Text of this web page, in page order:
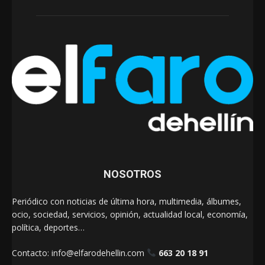
NOSOTROS
Periódico con noticias de última hora, multimedia, álbumes,
ocio, sociedad, servicios, opinión, actualidad local, economía,
política, deportes…
Contacto: info@elfarodehellin.com 663 20 18 91